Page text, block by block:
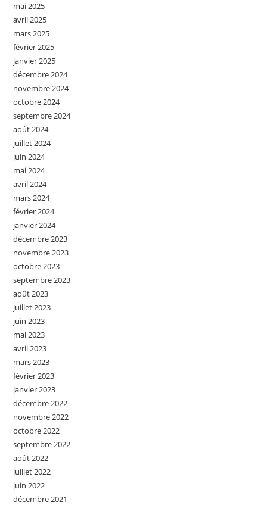
mai 2025
avril 2025
mars 2025
février 2025
janvier 2025
décembre 2024
novembre 2024
octobre 2024
septembre 2024
août 2024
juillet 2024
juin 2024
mai 2024
avril 2024
mars 2024
février 2024
janvier 2024
décembre 2023
novembre 2023
octobre 2023
septembre 2023
août 2023
juillet 2023
juin 2023
mai 2023
avril 2023
mars 2023
février 2023
janvier 2023
décembre 2022
novembre 2022
octobre 2022
septembre 2022
août 2022
juillet 2022
juin 2022
décembre 2021